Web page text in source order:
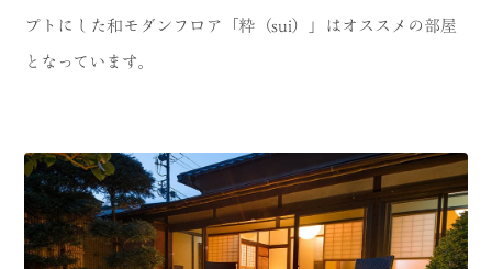
プトにした和モダンフロア「粋（sui）」はオススメの部屋
となっています。